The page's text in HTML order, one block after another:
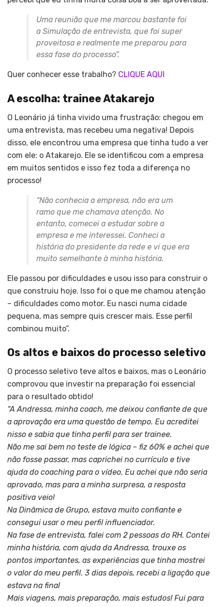
Uma reunião que me marcou bastante foi
a Simulação de entrevista, que foi super
proveitosa e realmente me preparou para
essa fase do processo”.
Quer conhecer esse trabalho? CLIQUE AQUI
A escolha: trainee Atakarejo
O Leonário já tinha vivido uma frustração: chegou em
uma entrevista, mas recebeu uma negativa! Depois
disso, ele encontrou uma empresa que tinha tudo a ver
com ele: o Atakarejo. Ele se identificou com a empresa
em muitos sentidos e isso fez toda a diferença no
processo!
“Não conhecia a empresa, não era um
ramo que me chamava atenção. No
entanto, comecei a estudar sobre a
empresa e me interessei. Conheci a
história do presidente da rede e vi que era
muito semelhante à minha história.
Ele passou por dificuldades e usou isso para construir o
que construiu hoje. Isso foi o que me chamou atenção
– dificuldades como motor. Eu nasci numa cidade
pequena, mas sempre quis crescer mais. Esse perfil
combinou muito”.
Os altos e baixos do processo seletivo
O processo seletivo teve altos e baixos, mas o Leonário
comprovou que investir na preparação foi essencial
para o resultado obtido!
“A Andressa, minha coach, me deixou confiante de que
a aprovação era uma questão de tempo. Eu acreditei
nisso e sabia que tinha perfil para ser trainee.
Não me sai bem no teste de lógica – fiz 60% e achei que
não fosse passar, mas caprichei no currículo e tive
ajuda do coaching para o vídeo. Eu achei que não seria
aprovado, mas para a minha surpresa, a resposta
positiva veio!
Na Dinâmica de Grupo, estava muito confiante e
consegui usar o meu perfil influenciador.
Na fase de entrevista, falei com 2 pessoas do RH. Contei
minha história, com ajuda da Andressa, trouxe os
pontos importantes, as experiências que tinha mostrei
o valor do meu perfil. 3 dias depois, recebi a ligação que
estava na final
Mais viagens, mais preparação, mais estudos! Fui para